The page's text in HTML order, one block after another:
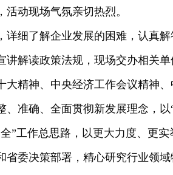
动现场气氛亲切热烈。
详细了解企业发展的困难，认真
解读政策法规，现场交办相关单
大精神、中央经济工作会议精神
准确、全面贯彻新发展理念，
”工作总思路，以更大力度、更实
委决策部署，精心研究行业领